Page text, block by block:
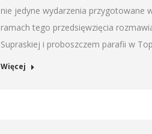
nie jedyne wydarzenia przygotowane
ramach tego przedsięwzięcia
Supraskiej i proboszczem parafii w
Więcej